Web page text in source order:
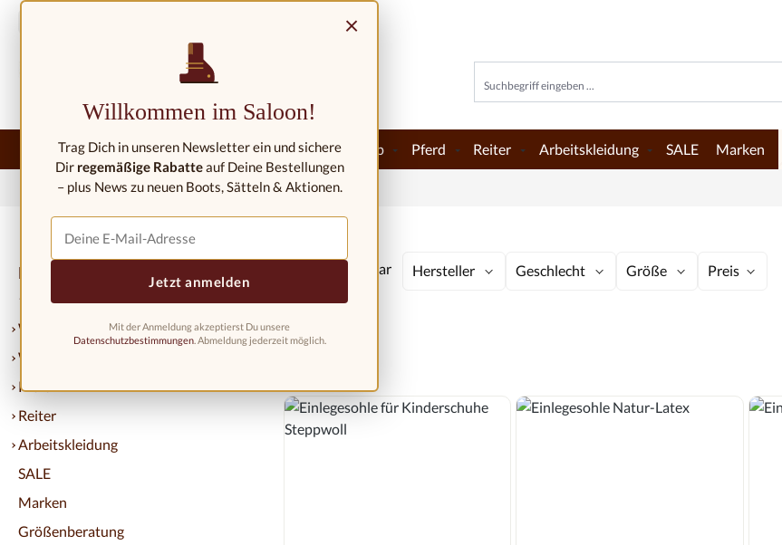
Home ★Neu★ Westernmode Westernreitershop Pferd Reiter Arbeitskleidung SALE Marken
Home Westernmode Accessoires Einlegesohlen
Kategorien
★Neu★
Westernmode
Westernreitershop
Pferd
Reiter
Arbeitskleidung
SALE
Marken
Größenberatung
Sofort lieferbar Hersteller Geschlecht Größe Preis
×
Willkommen im Saloon!
Trag Dich in unseren Newsletter ein und sichere
Dir regemäßige Rabatteauf Deine Bestellungen
– plus News zu neuen Boots, Sätteln & Aktionen.
Jetzt anmelden
Mit der Anmeldung akzeptierst Du unsere
Datenschutzbestimmungen. Abmeldung jederzeit möglich.